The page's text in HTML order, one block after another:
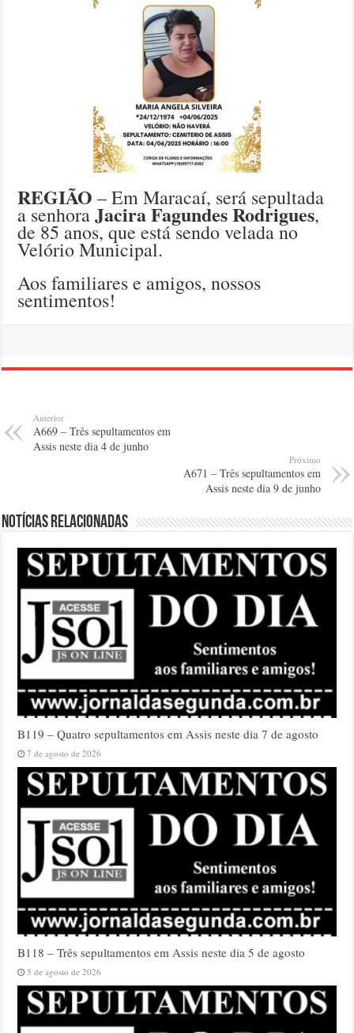
REGIÃO – Em Maracaí, será sepultada
a senhoraJacira Fagundes Rodrigues,
de 85 anos, que está sendo velada no
Velório Municipal.
Aos familiares e amigos, nossos
sentimentos!
Anterior
A669 – Três sepultamentos em
Assis neste dia 4 de junho
Próximo
A671 – Três sepultamentos em
Assis neste dia 9 de junho
Notícias relacionadas
B119 – Quatro sepultamentos em Assis neste dia 7 de agosto
7 de agosto de 2026
B118 – Três sepultamentos em Assis neste dia 5 de agosto
5 de agosto de 2026